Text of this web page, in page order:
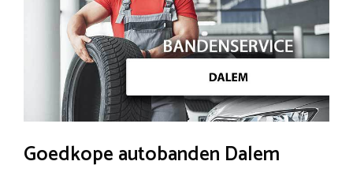
Goedkope autobanden Dalem